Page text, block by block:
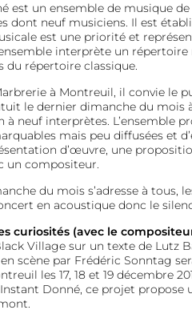
est un ensemble de musique
dont neuf musiciens. Il est
est une priorité et
interprète un
du répertoire classique.
à Montreuil, il convie le
le dernier dimanche du mois à
à neuf interprètes. L’ensemble
mais peu diffusées et
d’œuvre, une
un compositeur.
du mois s’adresse à tous,
en acoustique donc le
curiosités (avec le
Village sur un texte de Lutz
scène par Frédéric Sonntag
les 17, 18 et 19 décembre
Donné, ce projet propose